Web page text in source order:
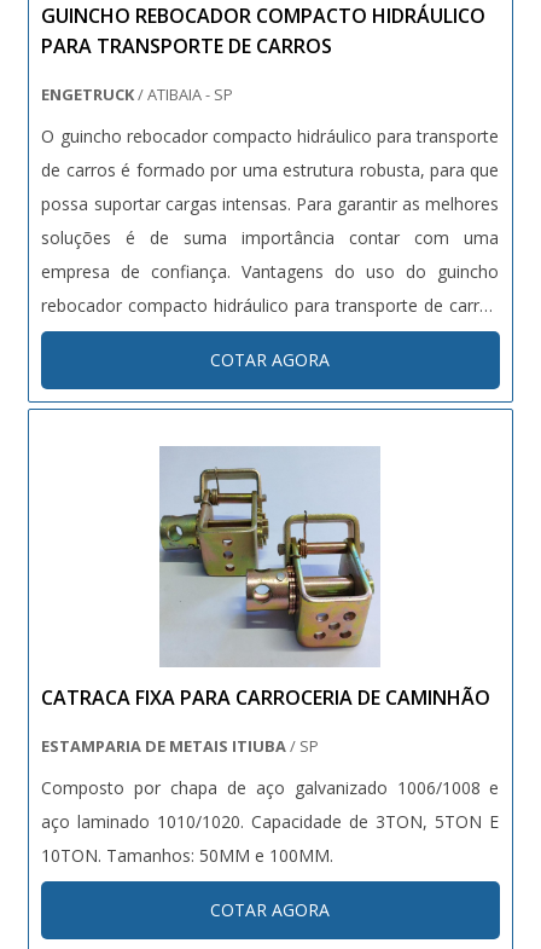
GUINCHO REBOCADOR COMPACTO HIDRÁULICO
PARA TRANSPORTE DE CARROS
ENGETRUCK/ ATIBAIA - SP
O guincho rebocador compacto hidráulico para transporte
de carros é formado por uma estrutura robusta, para que
possa suportar cargas intensas. Para garantir as melhores
soluções é de suma importância contar com uma
empresa de confiança. Vantagens do uso do guincho
rebocador compacto hidráulico para transporte de carros
O guincho rebocador compacto também funciona com
demais tipos de veículos, como por exemplo: ônibus,
caminhões e entre outros....
COTAR AGORA
CATRACA FIXA PARA CARROCERIA DE CAMINHÃO
ESTAMPARIA DE METAIS ITIUBA/ SP
Composto por chapa de aço galvanizado 1006/1008 e
aço laminado 1010/1020. Capacidade de 3TON, 5TON E
10TON. Tamanhos: 50MM e 100MM.
COTAR AGORA